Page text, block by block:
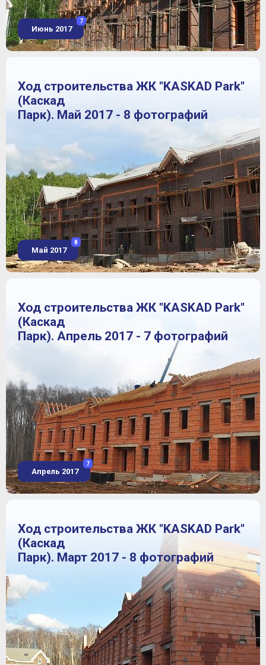
Июнь 2017
7
Ход строительства ЖК "KASKAD Park"
(Каскад
Парк). Май 2017 - 8 фотографий
Май 2017
8
Ход строительства ЖК "KASKAD Park"
(Каскад
Парк). Апрель 2017 - 7 фотографий
Апрель 2017
7
Ход строительства ЖК "KASKAD Park"
(Каскад
Парк). Март 2017 - 8 фотографий